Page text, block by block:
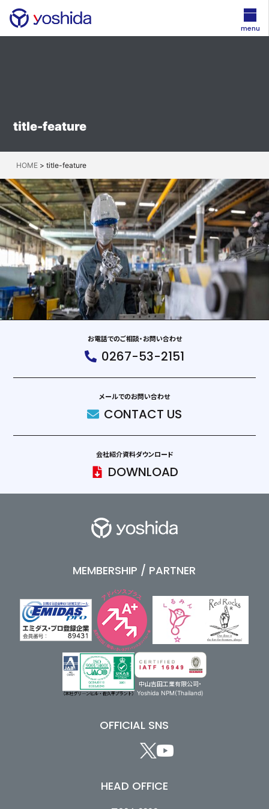
title-feature
HOME> title-feature
お電話でのご相談・お問い合わせ
0267-53-2151
メールでのお問い合わせ
CONTACT US
会社紹介資料ダウンロード
DOWNLOAD
MEMBERSHIP / PARTNER
中山吉田工業有限公司・
Yoshida NPM(Thailand)
OFFICIAL SNS
HEAD OFFICE
menu